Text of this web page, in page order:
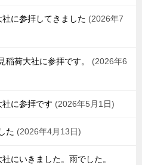
に参拝してきました
2026年7
稲荷大社に参拝です。
2026年6
に参拝です 2026年5月1日
た 2026年4月13日
にいきました。雨でした。